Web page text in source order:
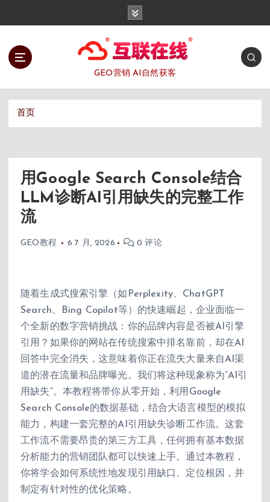
GEO营销 AI自然获客
首页
用Google Search Console结合
LLM诊断AI引用缺失的完整工作
流
GEO教程 6 7 月, 2026 0 评论
随着生成式搜索引擎（如Perplexity、ChatGPT
Search、Bing Copilot等）的快速崛起，企业面临一
个全新的数字营销挑战：你的品牌内容是否被AI引擎
引用？如果你的网站在传统搜索中排名靠前，却在AI
回答中完全消失，这意味着你正在流失大量来自AI渠
道的潜在流量和品牌曝光。我们将这种现象称为”AI引
用缺失”。本教程将带你从零开始，利用Google
Search Console的数据基础，结合大语言模型的模拟
能力，构建一套完整的AI引用缺失诊断工作流。这套
工作流不需要昂贵的第三方工具，任何拥有基本数据
分析能力的营销团队都可以快速上手。通过本教程，
你将学会如何系统性地发现引用缺口、定位根因，并
制定有针对性的优化策略。